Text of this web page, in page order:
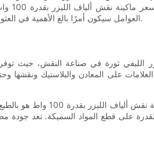
العوامل سيكون أمرًا بالغ الأهمية في العثور على الماكينة المناسبة لك. انضم إلينا ونحن نستكشف تأثير هذه العوامل على تكلفة ماكينة نقش ألياف الليزر بقدرة 100 وات.
أحد المكونات
على قطع المواد السميكة. تعد جودة مصدر